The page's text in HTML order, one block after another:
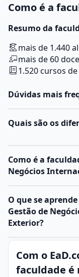
Como é a
Resumo da
mais de 1.440
mais de 60
1.520 cursos
Dúvidas mais
Quais são os
Como é a
Negócios
O que se
Gestão de
Exterior?
Com o
faculdade é